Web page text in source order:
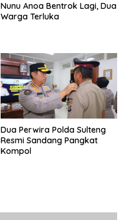
Nunu Anoa Bentrok Lagi, Dua
Warga Terluka
Dua Perwira Polda Sulteng
Resmi Sandang Pangkat
Kompol